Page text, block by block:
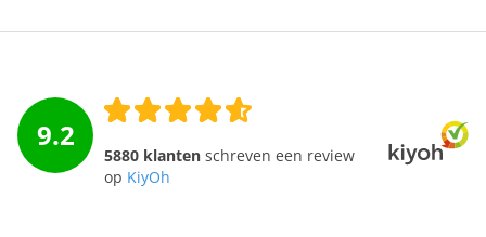
9.2
5880 klanten schreven een review
op KiyOh